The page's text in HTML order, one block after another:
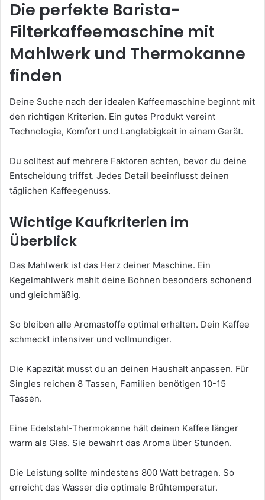
Die perfekte Barista-
Filterkaffeemaschine mit
Mahlwerk und Thermokanne
finden
Deine Suche nach der idealen Kaffeemaschine beginnt mit
den richtigen Kriterien. Ein gutes Produkt vereint
Technologie, Komfort und Langlebigkeit in einem Gerät.
Du solltest auf mehrere Faktoren achten, bevor du deine
Entscheidung triffst. Jedes Detail beeinflusst deinen
täglichen Kaffeegenuss.
Wichtige Kaufkriterien im
Überblick
Das Mahlwerk ist das Herz deiner Maschine. Ein
Kegelmahlwerk mahlt deine Bohnen besonders schonend
und gleichmäßig.
So bleiben alle Aromastoffe optimal erhalten. Dein Kaffee
schmeckt intensiver und vollmundiger.
Die Kapazität musst du an deinen Haushalt anpassen. Für
Singles reichen 8 Tassen, Familien benötigen 10-15
Tassen.
Eine Edelstahl-Thermokanne hält deinen Kaffee länger
warm als Glas. Sie bewahrt das Aroma über Stunden.
Die Leistung sollte mindestens 800 Watt betragen. So
erreicht das Wasser die optimale Brühtemperatur.